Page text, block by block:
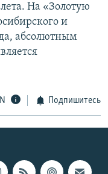
На «Золотую
и
абсолютным
Подпишитесь